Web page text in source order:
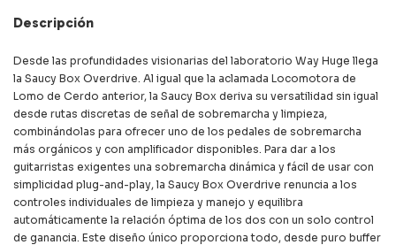
Descripción
Desde las profundidades visionarias del laboratorio Way Huge llega
la Saucy Box Overdrive. Al igual que la aclamada Locomotora de
Lomo de Cerdo anterior, la Saucy Box deriva su versatilidad sin igual
desde rutas discretas de señal de sobremarcha y limpieza,
combinándolas para ofrecer uno de los pedales de sobremarcha
más orgánicos y con amplificador disponibles. Para dar a los
guitarristas exigentes una sobremarcha dinámica y fácil de usar con
simplicidad plug-and-play, la Saucy Box Overdrive renuncia a los
controles individuales de limpieza y manejo y equilibra
automáticamente la relación óptima de los dos con un solo control
de ganancia. Este diseño único proporciona todo, desde puro buffer